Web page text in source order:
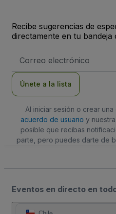
Recibe sugerencias de
directamente en tu bandeja
de
Únete a la lista
Al iniciar sesión o crear
acuerdo de usuario y nuestra
posible que recibas
parte, pero puedes darte de
Eventos en directo en